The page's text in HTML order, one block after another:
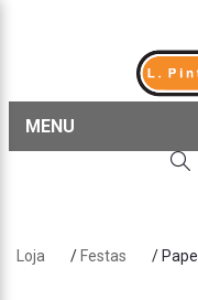
MENU
Sobre nós
Loja / Festas / Papel